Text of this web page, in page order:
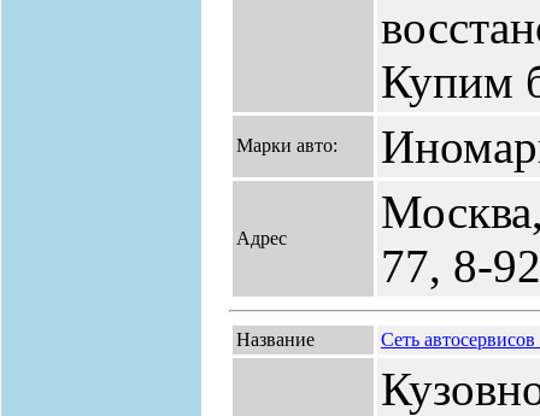
Купим
Марки авто:
Адрес
77, 8-
Название Сеть